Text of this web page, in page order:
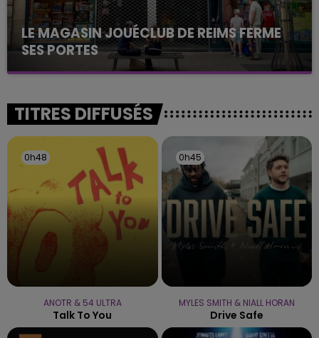
LE MAGASIN JOUÉCLUB DE REIMS FERME
SES PORTES
C'était l'une des institutions du centre-ville
fermer ses portes.
TITRES DIFFUSÉS
0h48
0h48
ANOTR & 54 ULTRA
Talk To You
0h45
0h45
MYLES SMITH & NIALL HORAN
Drive Safe